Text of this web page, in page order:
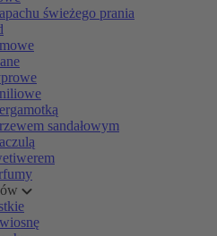
świeżego prania
sandałowym